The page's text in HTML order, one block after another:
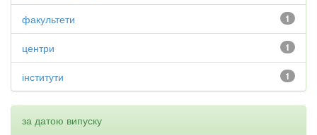
1
факультети
1
центри
1
інститути
за датою випуску